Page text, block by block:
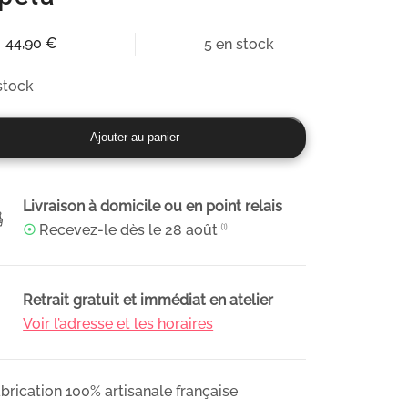
44,90 € 5 en stock
Ajouter au panier
Livraison à domicile ou en point relais
☉ Recevez-le dès le28 août ⁽¹⁾
Retrait gratuit et immédiat en atelier
Voir l’adresse et les horaires
100% artisanale française